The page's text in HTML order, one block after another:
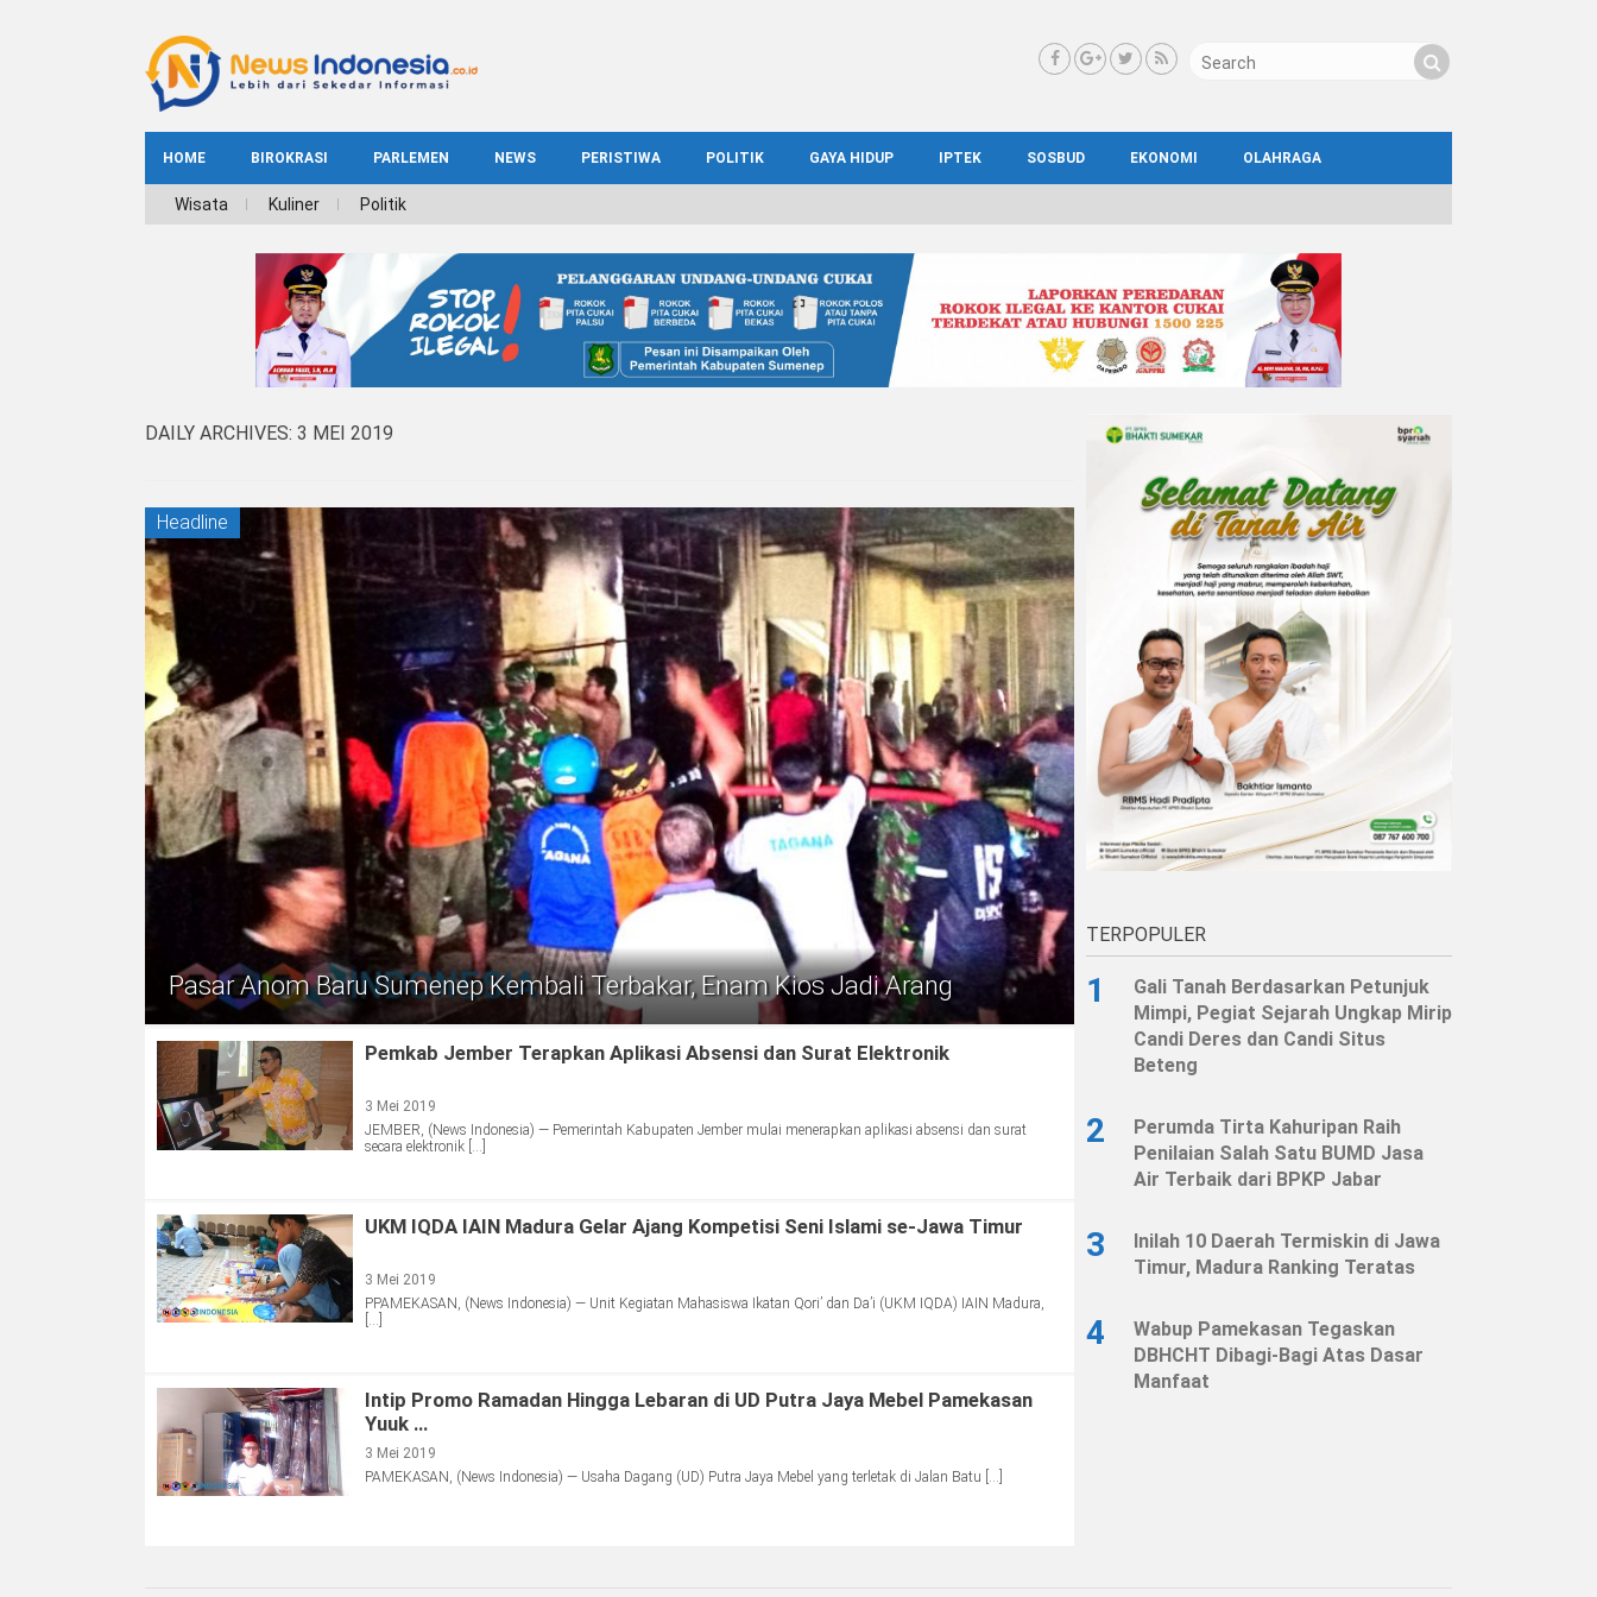
HOME BIROKRASI PARLEMEN NEWS PERISTIWA POLITIK GAYA HIDUP IPTEK SOSBUD EKONOMI OLAHRAGA
INDEKS BIROKRASI
Wisata Kuliner Politik
DAILY ARCHIVES: 3 MEI 2019
Headline
Pasar Anom Baru Sumenep Kembali Terbakar, Enam Kios Jadi Arang
Pemkab Jember Terapkan Aplikasi Absensi dan Surat Elektronik
3 Mei 2019
JEMBER, (News Indonesia) — Pemerintah Kabupaten Jember mulai menerapkan aplikasi absensi dan surat
secara elektronik […]
UKM IQDA IAIN Madura Gelar Ajang Kompetisi Seni Islami se-Jawa Timur
3 Mei 2019
PPAMEKASAN, (News Indonesia) — Unit Kegiatan Mahasiswa Ikatan Qori’ dan Da’i (UKM IQDA) IAIN Madura,
Intip Promo Ramadan Hingga Lebaran di UD Putra Jaya Mebel Pamekasan
Yuuk …
3 Mei 2019
PAMEKASAN, (News Indonesia) — Usaha Dagang (UD) Putra Jaya Mebel yang terletak di Jalan Batu […]
TERPOPULER
1
Gali Tanah Berdasarkan Petunjuk
Mimpi, Pegiat Sejarah Ungkap Mirip
Candi Deres dan Candi Situs
Beteng
2
Perumda Tirta Kahuripan Raih
Penilaian Salah Satu BUMD Jasa
Air Terbaik dari BPKP Jabar
3
Inilah 10 Daerah Termiskin di Jawa
Timur, Madura Ranking Teratas
4
Wabup Pamekasan Tegaskan
DBHCHT Dibagi-Bagi Atas Dasar
Manfaat